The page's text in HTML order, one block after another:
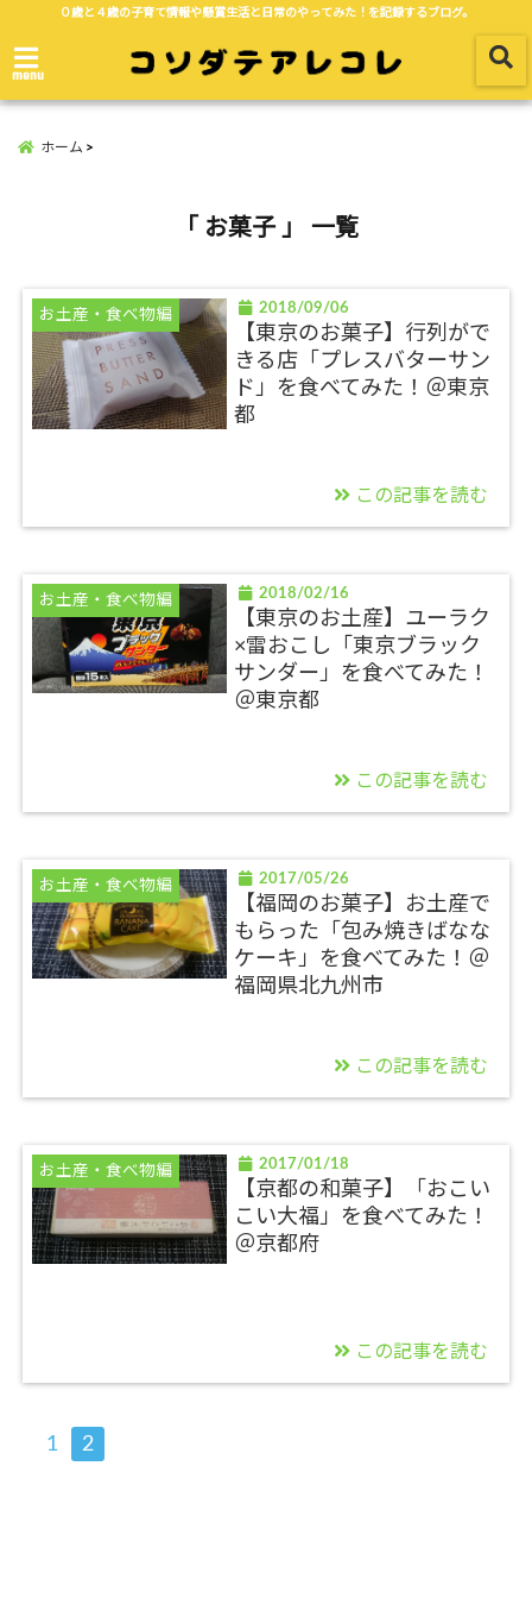
０歳と４歳の子育て情報や懸賞生活と日常のやってみた！を記録するブログ。
menu
ホーム
「 お菓子 」 一覧
お土産・食べ物編 2018/09/06
【東京のお菓子】行列がで
きる店「プレスバターサン
ド」を食べてみた！＠東京
都
この記事を読む
お土産・食べ物編 2018/02/16
【東京のお土産】ユーラク
×雷おこし「東京ブラック
サンダー」を食べてみた！
＠東京都
この記事を読む
お土産・食べ物編 2017/05/26
【福岡のお菓子】お土産で
もらった「包み焼きばなな
ケーキ」を食べてみた！＠
福岡県北九州市
この記事を読む
お土産・食べ物編 2017/01/18
【京都の和菓子】「おこい
こい大福」を食べてみた！
＠京都府
この記事を読む
1 2